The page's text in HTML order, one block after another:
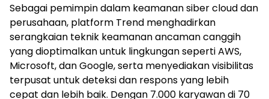
Sebagai pemimpin dalam keamanan siber cloud dan
perusahaan, platform Trend menghadirkan
serangkaian teknik keamanan ancaman canggih
yang dioptimalkan untuk lingkungan seperti AWS,
Microsoft, dan Google, serta menyediakan visibilitas
terpusat untuk deteksi dan respons yang lebih
cepat dan lebih baik. Dengan 7.000 karyawan di 70